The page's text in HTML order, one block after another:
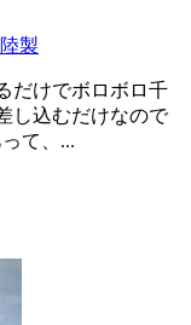
製
だけでボロボロ千
し込むだけなので
て、...